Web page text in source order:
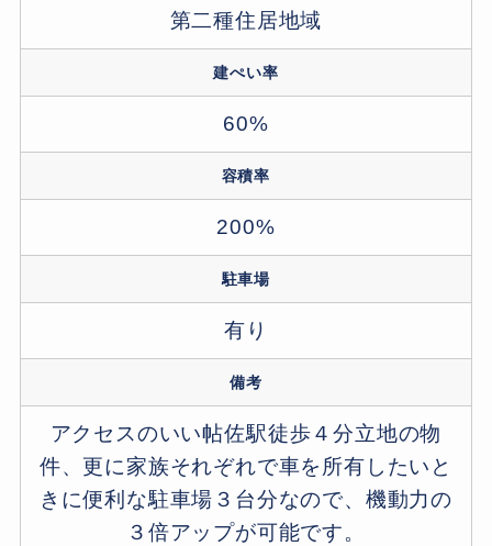
第二種住居地域
建ぺい率
60%
容積率
200%
駐車場
有り
備考
アクセスのいい帖佐駅徒歩４分立地の物
件、更に家族それぞれで車を所有したいと
きに便利な駐車場３台分なので、機動力の
３倍アップが可能です。